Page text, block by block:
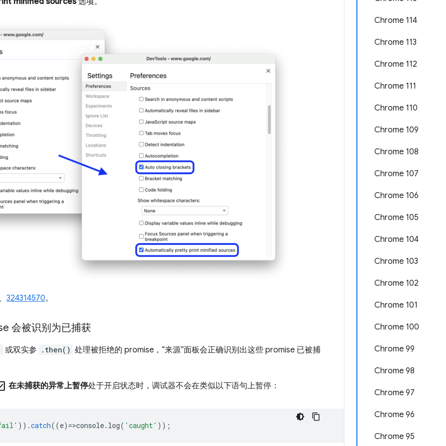
Chrome 114
Chrome 113
Chrome 112
Chrome 111
Chrome 110
Chrome 109
Chrome 108
Chrome 107
Chrome 106
Chrome 105
Chrome 104
Chrome 103
Chrome 102
Chrome 101
Chrome 100
Chrome 99
Chrome 98
Chrome 97
Chrome 96
Chrome 95
、 324314570。
会被识别为已捕获
或双实参 .then() 处理被拒绝的 promise，“来源”面板会正确识别出这些 promise 已被捕
在未捕获的异常上暂停处于开启状态时，调试器不会在类似以下语句上暂停：
)).catch((e) =>console. log( 'caught' ));